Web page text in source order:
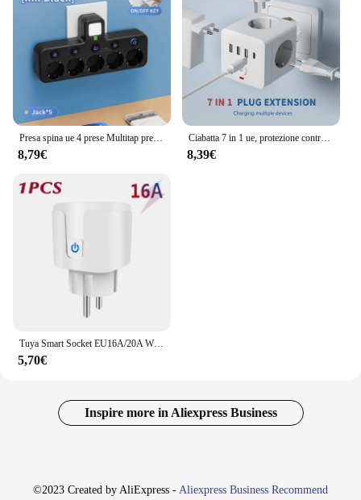
Presa spina ue 4 prese Multitap presa elettrica a parete senza cavo di prolunga con 2 porte USB 1 Type-C 2500W potenza massima
8,79€
Ciabatta 7 in 1 ue, protezione contro le sovratensioni ciabatta 3 prese ca 3 USB 1 Type-C, stazione di ricarica Desktop con protezione da sovraccarico
8,39€
Tuya Smart Socket EU16A/20A Wifi Smart Plug con monitoraggio dell'alimentazione Smart Life APP Supporto telecomando Assistente Google Alexa
5,70€
Inspire more in Aliexpress Business
©2023 Created by AliExpress - Aliexpress Business Recommend